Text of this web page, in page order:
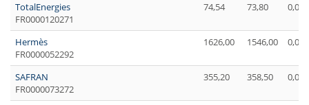
TotalEnergies
FR0000120271
74,54 73,80 0,00
Hermès
FR0000052292
1626,00 1546,00 0,00
SAFRAN
FR0000073272
355,20 358,50 0,00